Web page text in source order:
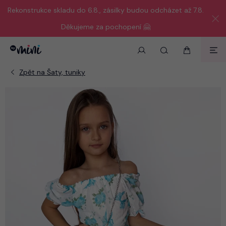
Rekonstrukce skladu do 6.8., zásilky budou odcházet až 7.8.
Děkujeme za pochopení 🤗